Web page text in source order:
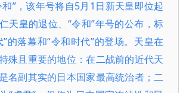
”，该年号将自5月1日新天皇即位起
天皇的退位、“令和”年号的公布，标
的落幕和“令和时代”的登场。天皇在
殊且重要的地位：在二战前的近代天
名副其实的日本国家最高统治者；二